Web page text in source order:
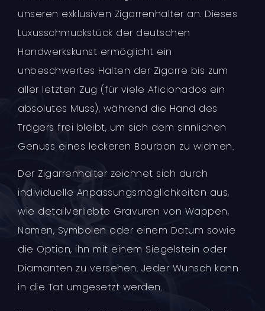
unseren exklusiven Zigarrenhalter an. Dieses
Luxusschmuckstück der deutschen
Handwerkskunst ermöglicht ein
unbeschwertes Halten der Zigarre bis zum
aller letzten Zug (für viele Aficionados ein
absolutes Muss), während die Hand des
Trägers frei bleibt, um sich dem sinnlichen
Genuss eines leckeren Bourbon zu widmen.
Der Zigarrenhalter zeichnet sich durch
individuelle Anpassungsmöglichkeiten aus,
wie detailverliebte Gravuren von Wappen,
Namen, Symbolen oder einem Datum sowie
die Option, ihn mit einem Siegelstein oder
Diamanten zu versehen. Jeder Wunsch kann
in die Tat umgesetzt werden.